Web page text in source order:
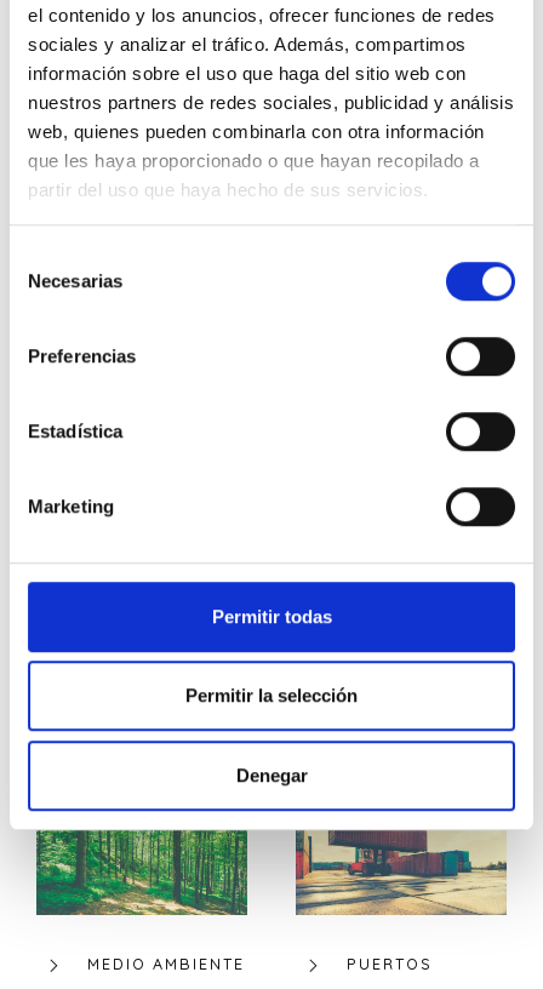
el contenido y los anuncios, ofrecer funciones de redes
sociales y analizar el tráfico. Además, compartimos
información sobre el uso que haga del sitio web con
nuestros partners de redes sociales, publicidad y análisis
web, quienes pueden combinarla con otra información
que les haya proporcionado o que hayan recopilado a
partir del uso que haya hecho de sus servicios.
Necesarias
Preferencias
Estadística
Marketing
Permitir todas
Permitir la selección
Denegar
EMPRESAS
FAMILIARES
ENTES PÚBLICOS
ENTIDADES
ENTIDADES
MEDIO AMBIENTE PUERTOS